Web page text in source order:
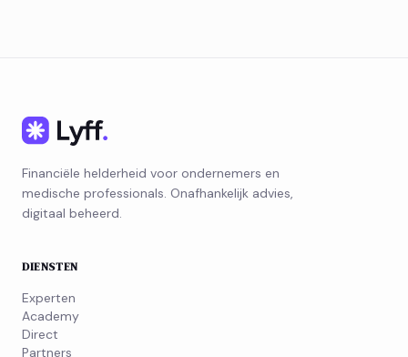
Financiële helderheid voor ondernemers en
medische professionals. Onafhankelijk advies,
digitaal beheerd.
DIENSTEN
Experten
Academy
Direct
Partners